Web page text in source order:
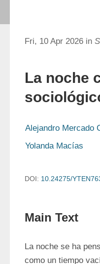
Fri, 10 Apr 2026 in
La noche
Alejandro Mercado
Yolanda Macías
DOI: 10.24275/
Main Text
La noche se ha
como un tiempo